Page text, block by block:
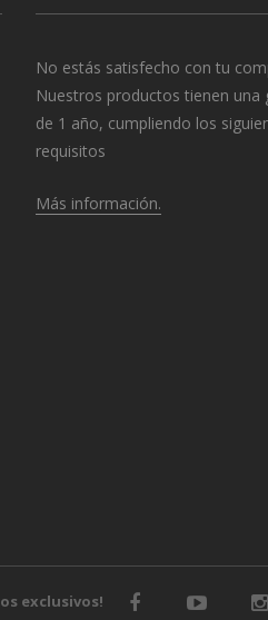
No estás satisfecho con tu
Nuestros productos tienen una
de 1 año, cumpliendo los
requisitos
Más información.
exclusivos!